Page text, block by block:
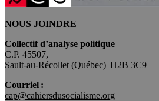
NOUS JOINDRE
Collectif d’analyse politique
C.P. 45507,
Sault-au-Récollet (Québec) H2B 3C9
Courriel :
cap@cahiersdusocialisme.org